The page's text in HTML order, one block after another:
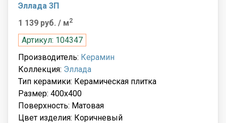
Эллада 3П
1 139 руб. / м2
Артикул: 104347
Производитель: Керамин
Коллекция: Эллада
Тип керамики: Керамическая плитка
Размер: 400x400
Поверхность: Матовая
Цвет изделия: Коричневый